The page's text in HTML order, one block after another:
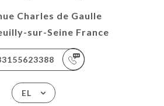
Charles de Gaulle
sur-Seine France
EL